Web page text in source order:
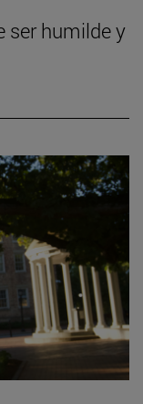
ser humilde y